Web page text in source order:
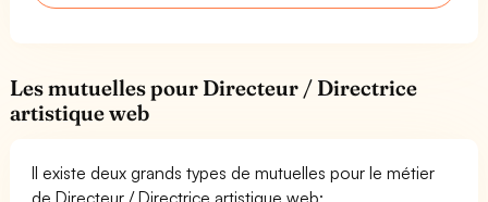
Les mutuelles pour Directeur / Directrice
artistique web
Il existe deux grands types de mutuelles pour le métier
de Directeur / Directrice artistique web: